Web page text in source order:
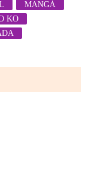
MANGÁ
KO